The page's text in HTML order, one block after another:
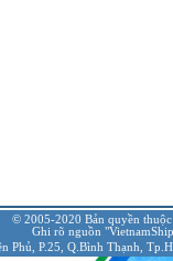
© 2005-2020 Bản quyền
Ghi rõ nguồn
Phủ, P.25, Q.Bình Thạnh,